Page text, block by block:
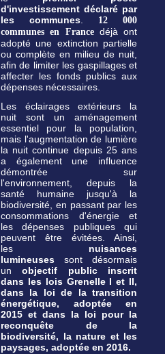
d'investissement déclaré par
les communes. 12 000
communes en France déjà ont
adopté une extinction partielle
ou complète en milieu de nuit,
afin de limiter les gaspillages et
affecter les fonds publics aux
dépenses nécessaires.
Les éclairages extérieurs la
nuit sont un aménagement
essentiel pour la population,
mais l'augmentation de lumière
la nuit continue depuis 25 ans
a également une influence
démontrée sur
l'environnement, depuis la
santé humaine jusqu'à la
biodiversité, en passant par les
consommations d'énergie et
les dépenses publiques qui
peuvent être évitées. Ainsi,
les nuisances
lumineuses sont désormais
unobjectif public inscrit
dans les lois Grenelle I et II,
dans la loi de la transition
énergétique, adoptée en
2015 et dans la loi pour la
reconquête de la
biodiversité, la nature et les
paysages, adoptée en 2016.